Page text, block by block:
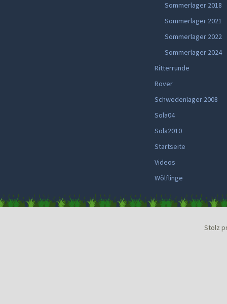
Sommerlager 2018
Sommerlager 2021
Sommerlager 2022
Sommerlager 2024
Ritterrunde
Rover
Schwedenlager 2008
Sola04
Sola2010
Startseite
Videos
Wölflinge
Stolz